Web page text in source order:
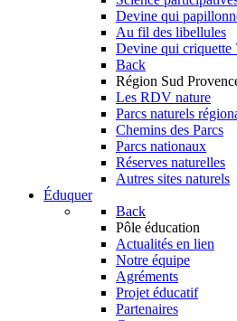
Devine qui
Au fil des libellules
Devine qui criquette
Back
Région Sud
Les RDV nature
Parcs naturels
Chemins des Parcs
Parcs nationaux
Réserves naturelles
Autres sites naturels
Éduquer
Back
Pôle éducation
Actualités en lien
Notre équipe
Agréments
Projet éducatif
Partenaires